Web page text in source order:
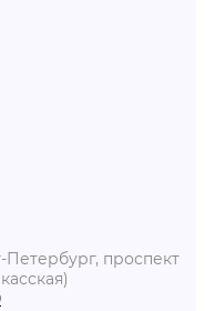
проспект